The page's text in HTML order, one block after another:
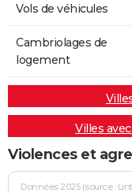
Vols de véhicules
Cambriolages de
logement
Villes
Violences et
Données 2025 (source :